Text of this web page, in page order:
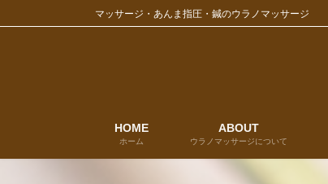
ン
プ
ビ
動
マッサージ・あんま指圧・鍼のウラノマッサージ
HOME
ホーム
ABOUT
ウラノマッサージについて